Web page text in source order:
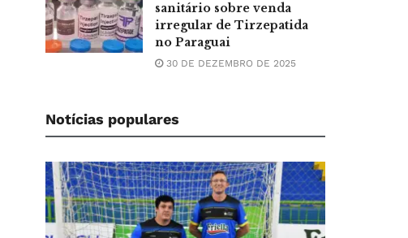
sanitário sobre venda
irregular de Tirzepatida
no Paraguai
30 DE DEZEMBRO DE 2025
Notícias populares